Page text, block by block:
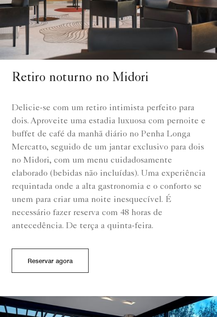
Retiro noturno no Midori
Delicie-se com um retiro intimista perfeito para
dois. Aproveite uma estadia luxuosa com pernoite e
buffet de café da manhã diário no Penha Longa
Mercatto, seguido de um jantar exclusivo para dois
no Midori, com um menu cuidadosamente
elaborado (bebidas não incluídas). Uma experiência
requintada onde a alta gastronomia e o conforto se
unem para criar uma noite inesquecível. É
necessário fazer reserva com 48 horas de
antecedência. De terça a quinta-feira.
Reservar agora